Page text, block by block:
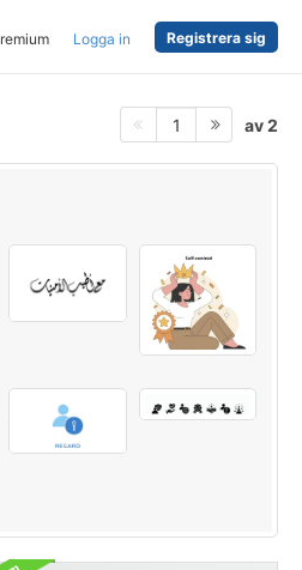
Logga in Registrera sig
1 av 2